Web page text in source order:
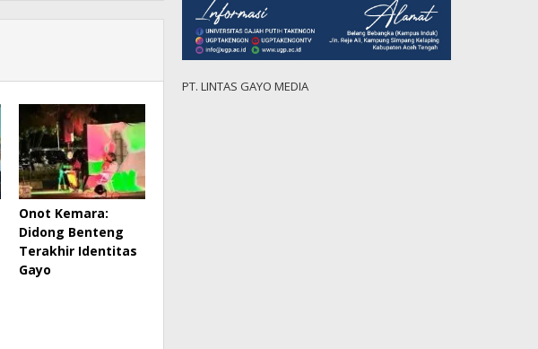
Onot Kemara:
Didong Benteng
Terakhir Identitas
Gayo
PT. LINTAS GAYO MEDIA